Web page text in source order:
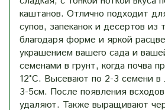
каштанов. Отлично подходит
супов, запеканок и десертов
благодаря форме и яркой
украшением вашего сада и
семенами в грунт, когда почва
12°С. Высевают по 2-3 семени в
3-5см. После появления
удаляют. Также выращивают